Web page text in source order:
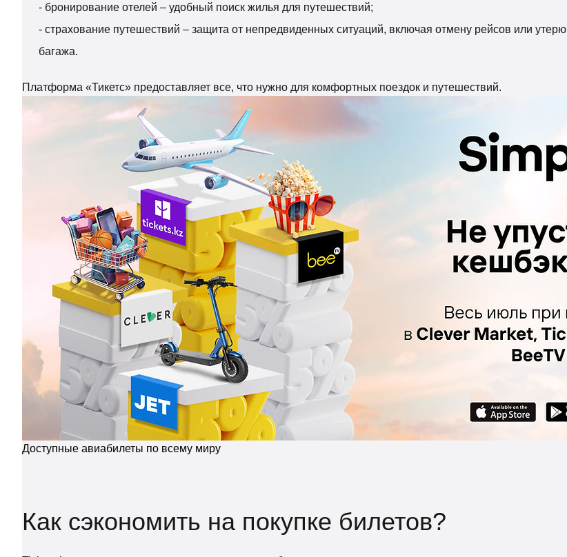
- бронирование отелей – удобный поиск жилья для путешествий;
- страхование путешествий – защита от непредвиденных ситуаций, включая отмену рейсов или утерю
багажа.
Платформа «Тикетс» предоставляет все, что нужно для комфортных поездок и путешествий.
Доступные авиабилеты по всему миру
Как сэкономить на покупке билетов?